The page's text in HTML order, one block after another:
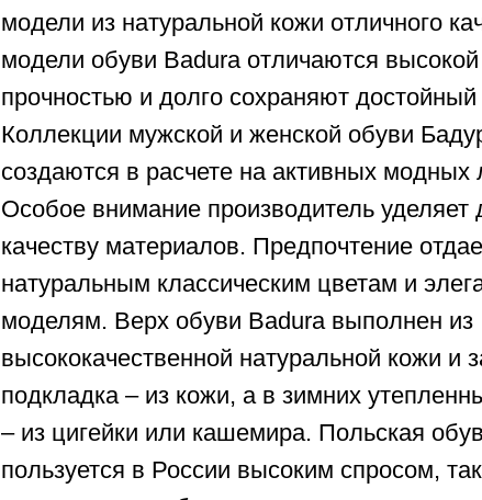
модели из натуральной кожи отличного
модели обуви Badura отличаются высокой
прочностью и долго сохраняют
Коллекции мужской и женской обуви
создаются в расчете на активных модных
Особое внимание производитель уделяет
качеству материалов. Предпочтение
натуральным классическим цветам и
моделям. Верх обуви Badura выполнен из
высококачественной натуральной кожи и
подкладка – из кожи, а в зимних
– из цигейки или кашемира. Польская
пользуется в России высоким спросом,